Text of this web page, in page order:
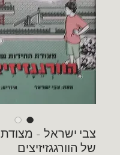
צבי ישראל -
של הוורגגזיזיצים